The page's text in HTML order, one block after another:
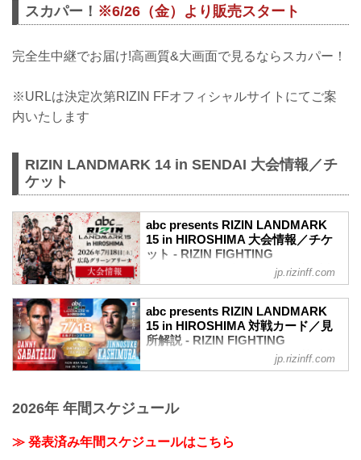
スカパー！ ※6/26（金）より販売スタート
完全生中継でお届け!高画質&大画面で見るならスカパー！
※URLは決定次第RIZIN FFオフィシャルサイトにてご案
内いたします
RIZIN LANDMARK 14 in SENDAI 大会情報／チ
ケット
abc presents RIZIN LANDMARK
15 in HIROSHIMA 大会情報／チケ
ット - RIZIN FIGHTING
FEDERATION オフィシャルサイト
HIROSHIMA 大会概要
開催日時
2026年7月18日（土）12:00開場／14:00開
下車
ム前」下車
jp.rizinff.com
abc presents RIZIN LANDMARK
15 in HIROSHIMA 対戦カード／見
所解説 - RIZIN FIGHTING
FEDERATION オフィシャルサイト
バンタム級タイトルマッチ
ダニー・サバテロ vs. 鹿志村仁之介
ダニー・サバテロ
jp.rizinff.com
2026年 年間スケジュール
≫ 発表済み年間スケジュールはこちら